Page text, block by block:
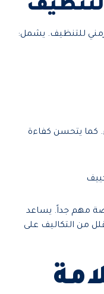
للتنظيف. يشمل:
كما يتحسن كفاءة
مهم جداً. يساعد
من التكاليف على